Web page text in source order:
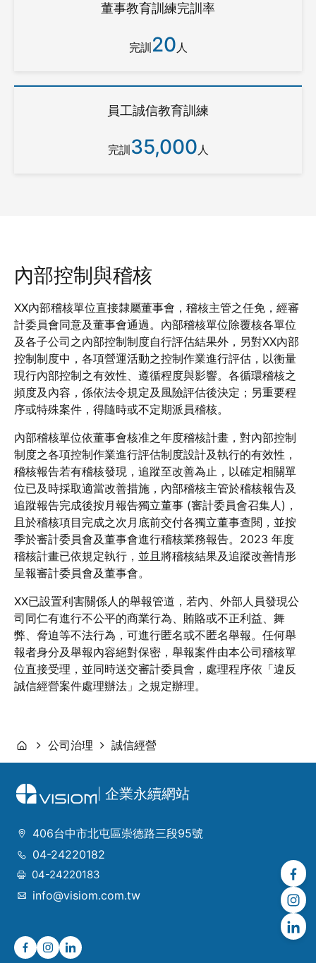
董事教育訓練完訓率
完訓 20人
員工誠信教育訓練
完訓 35,000人
內部控制與稽核
XX內部稽核單位直接隸屬董事會，稽核主管之任免，經審
計委員會同意及董事會通過。內部稽核單位除覆核各單位
及各子公司之內部控制制度自行評估結果外，另對XX內部
控制制度中，各項營運活動之控制作業進行評估，以衡量
現行內部控制之有效性、遵循程度與影響。各循環稽核之
頻度及內容，係依法令規定及風險評估後決定；另重要程
序或特殊案件，得隨時或不定期派員稽核。
內部稽核單位依董事會核准之年度稽核計畫，對內部控制
制度之各項控制作業進行評估制度設計及執行的有效性，
稽核報告若有稽核發現，追蹤至改善為止，以確定相關單
位已及時採取適當改善措施，內部稽核主管於稽核報告及
追蹤報告完成後按月報告獨立董事 (審計委員會召集人)，
且於稽核項目完成之次月底前交付各獨立董事查閱，並按
季於審計委員會及董事會進行稽核業務報告。2023 年度
稽核計畫已依規定執行，並且將稽核結果及追蹤改善情形
呈報審計委員會及董事會。
XX已設置利害關係人的舉報管道，若內、外部人員發現公
司同仁有進行不公平的商業行為、賄賂或不正利益、舞
弊、脅迫等不法行為，可進行匿名或不匿名舉報。任何舉
報者身分及舉報內容絕對保密，舉報案件由本公司稽核單
位直接受理，並同時送交審計委員會，處理程序依「違反
誠信經營案件處理辦法」之規定辦理。
公司治理 誠信經營
企業永續網站
406台中市北屯區崇德路三段95號
04-24220182
04-24220183
info@visiom.com.tw